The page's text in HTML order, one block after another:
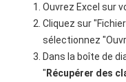
Ouvrez Excel sur
Cliquez sur
sélectionnez
Dans la boîte de
" Récupérer des